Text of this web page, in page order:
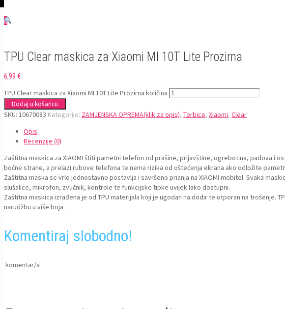
0
TPU Clear maskica za Xiaomi MI 10T Lite Prozirna
6,99 €
TPU Clear maskica za Xiaomi MI 10T Lite Prozirna količina
Dodaj u košaricu
SKU: 10670083 Kategorije: ZAMJENSKA OPREMA(klik za opis), Torbice, Xiaomi, Clear
Opis
Recenzije (0)
Zaštitna maskica za XIAOMI štiti pametni telefon od prašine, prljavštine, ogrebotina, padova i
bočne strane, a prelazi rubove telefona te nema rizika od oštećenja ekrana ako odložite
Zaštitna maska se vrlo jednostavno postavlja i savršeno prianja na XIAOMI mobitel. Svaka
slušalice, mikrofon, zvučnik, kontrole te funkcijske tipke uvijek lako dostupni.
Zaštitna maskica izrađena je od TPU materijala koji je ugodan na dodir te otporan na trošenje.
narudžbu u više boja.
Komentiraj slobodno!
komentar/a